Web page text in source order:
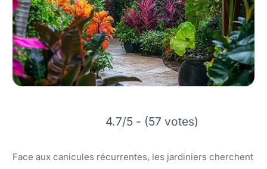
4.7/5 - (57 votes)
Face aux canicules récurrentes, les jardiniers cherchent